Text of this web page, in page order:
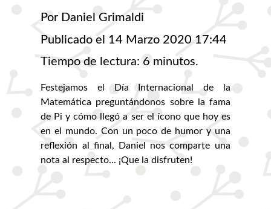
Por Daniel Grimaldi
Publicado el 14 Marzo 2020 17:44
Tiempo de lectura: 6 minutos.
Festejamos el Día Internacional de la
Matemática preguntándonos sobre la fama
de Pi y cómo llegó a ser el ícono que hoy es
en el mundo. Con un poco de humor y una
reflexión al final, Daniel nos comparte una
nota al respecto... ¡Que la disfruten!